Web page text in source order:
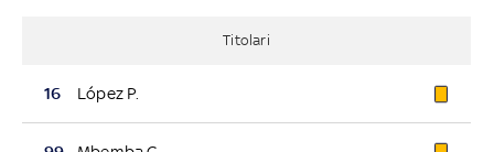
Titolari
16 López P.